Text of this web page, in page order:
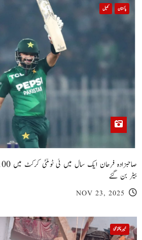
پاکستان کھیل
بیٹر بن گئے
NOV 23, 2025
خیبر پختونخوا